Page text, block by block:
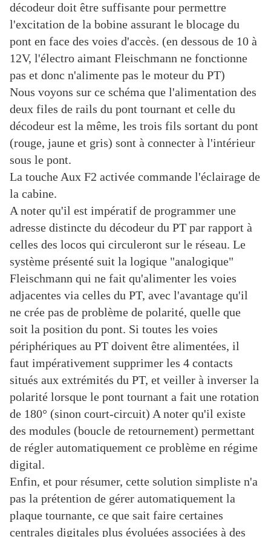
décodeur doit être suffisante pour permettre
l'excitation de la bobine assurant le blocage du
pont en face des voies d'accès. (en dessous de 10 à
12V, l'électro aimant Fleischmann ne fonctionne
pas et donc n'alimente pas le moteur du PT)
Nous voyons sur ce schéma que l'alimentation des
deux files de rails du pont tournant et celle du
décodeur est la même, les trois fils sortant du pont
(rouge, jaune et gris) sont à connecter à l'intérieur
sous le pont.
La touche Aux F2 activée commande l'éclairage de
la cabine.
A noter qu'il est impératif de programmer une
adresse distincte du décodeur du PT par rapport à
celles des locos qui circuleront sur le réseau. Le
système présenté suit la logique "analogique"
Fleischmann qui ne fait qu'alimenter les voies
adjacentes via celles du PT, avec l'avantage qu'il
ne crée pas de problème de polarité, quelle que
soit la position du pont. Si toutes les voies
périphériques au PT doivent être alimentées, il
faut impérativement supprimer les 4 contacts
situés aux extrémités du PT, et veiller à inverser la
polarité lorsque le pont tournant a fait une rotation
de 180° (sinon court-circuit) A noter qu'il existe
des modules (boucle de retournement) permettant
de régler automatiquement ce problème en régime
digital.
Enfin, et pour résumer, cette solution simpliste n'a
pas la prétention de gérer automatiquement la
plaque tournante, ce que sait faire certaines
centrales digitales plus évoluées associées à des